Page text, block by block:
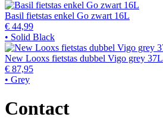
Basil fietstas enkel Go zwart 16L
€ 44,99
• Solid Black
New Looxs fietstas dubbel Vigo grey 37L
€ 87,95
• Grey
Contact